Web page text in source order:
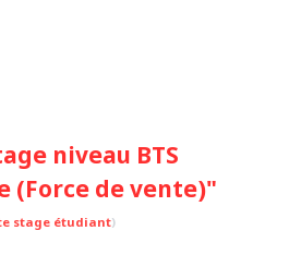
niveau BTS
(Force de vente)"
stage étudiant)